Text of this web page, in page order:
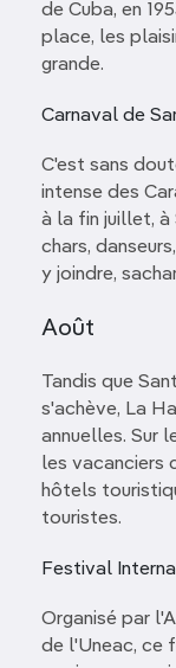
de Cuba, en
place, les
grande.
Carnaval de
C'est sans
intense des
à la fin juillet, à
chars,
y joindre,
Août
Tandis que
s'achève, La
annuelles. Sur
les vacanciers
hôtels
touristes.
Festival
Organisé par
de l'Uneac, ce